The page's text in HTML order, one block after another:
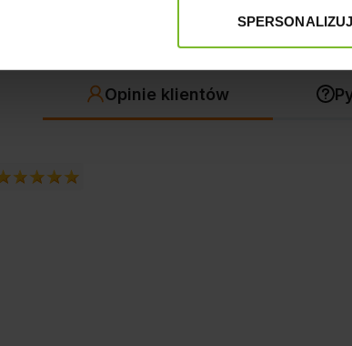
SPERSONALIZUJ
Opinie klientów